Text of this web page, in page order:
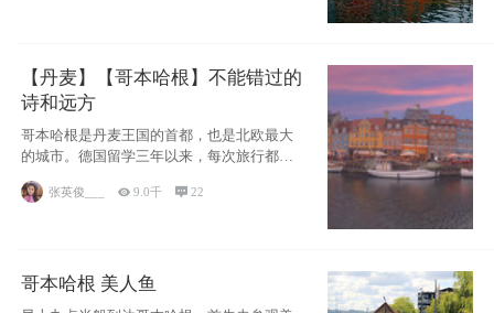
【丹麦】【哥本哈根】不能错过的
诗和远方
哥本哈根是丹麦王国的首都，也是北欧最大
的城市。德国留学三年以来，每次旅行都是
张英俊___ 9.0千 22
哥本哈根 美人鱼